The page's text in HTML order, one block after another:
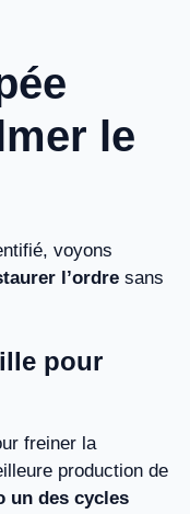
le
voyons
l’ordre sans
pour
freiner la
production de
un des cycles